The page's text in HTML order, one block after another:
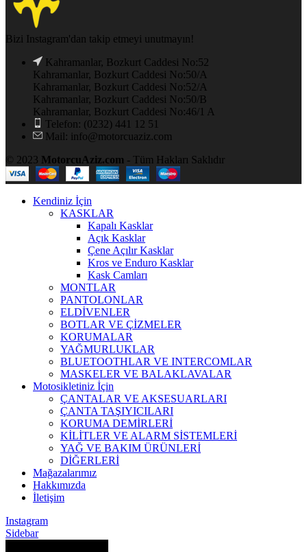
Bizi Instagram'dan takip etmeyi unutmayın!
Kahramanlar, Bozkurt Caddesi No:52
Kahramanlar, Bozkurt Caddesi No:50/A
Kahramanlar, Bozkurt Caddesi No:52/A
Kahramanlar, Bozkurt Caddesi No:50/B
Kahramanlar, Bozkurt Caddesi No:46/1 A
Telefon: (0232) 441 12 51
Mail: info@motorcuaziz.com
© 2023 MotorcuAziz.com - Tüm Hakları Saklıdır
Kendiniz İçin
KASKLAR
Kapalı Kasklar
Açık Kasklar
Çene Açılır Kasklar
Kros ve Enduro Kasklar
Kask Camları
MONTLAR
PANTOLONLAR
ELDİVENLER
BOTLAR VE ÇİZMELER
KORUMALAR
YAĞMURLUKLAR
BLUETOOTHLAR VE INTERCOMLAR
MASKELER VE BALAKLAVALAR
Motosikletiniz İçin
ÇANTALAR VE AKSESUARLARI
ÇANTA TAŞIYICILARI
KORUMA DEMİRLERİ
KİLİTLER VE ALARM SİSTEMLERİ
YAĞ VE BAKIM ÜRÜNLERİ
DİĞERLERİ
Mağazalarımız
Hakkımızda
İletişim
Instagram
Sidebar